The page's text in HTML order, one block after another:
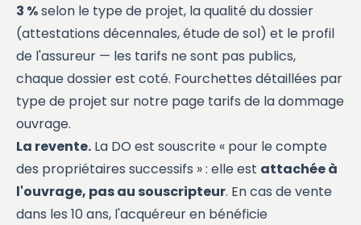
3 %selon le type de projet, la qualité du dossier
(attestations décennales, étude de sol) et le profil
de l'assureur — les tarifs ne sont pas publics,
chaque dossier est coté. Fourchettes détaillées par
type de projet sur notre page tarifs de la dommage
ouvrage.
La revente. La DO est souscrite « pour le compte
des propriétaires successifs » : elle est attachée à
l'ouvrage, pas au souscripteur. En cas de vente
dans les 10 ans, l'acquéreur en bénéficie